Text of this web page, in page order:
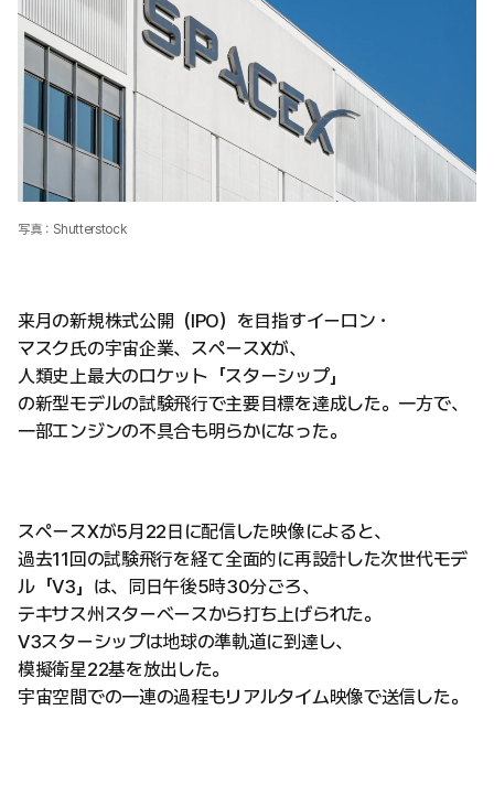
写真：Shutterstock
来月の新規株式公開（IPO）を目指すイーロン・
マスク氏の宇宙企業、スペースXが、
人類史上最大のロケット「スターシップ」
の新型モデルの試験飛行で主要目標を達成した。一方で、
一部エンジンの不具合も明らかになった。
スペースXが5月22日に配信した映像によると、
過去11回の試験飛行を経て全面的に再設計した次世代モデ
ル「V3」は、同日午後5時30分ごろ、
テキサス州スターベースから打ち上げられた。
V3スターシップは地球の準軌道に到達し、
模擬衛星22基を放出した。
宇宙空間での一連の過程もリアルタイム映像で送信した。